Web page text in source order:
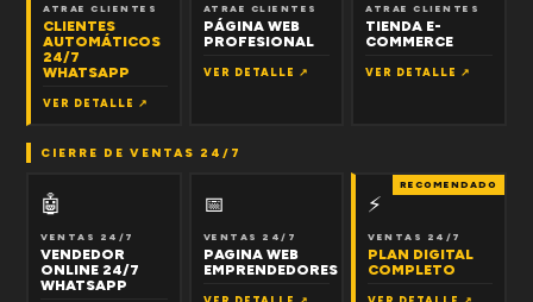
ATRAE CLIENTES
CLIENTES
AUTOMÁTICOS
24/7
WHATSAPP
VER DETALLE ↗
ATRAE CLIENTES
PÁGINA WEB
PROFESIONAL
VER DETALLE ↗
ATRAE CLIENTES
TIENDA E-
COMMERCE
VER DETALLE ↗
CIERRE DE VENTAS 24/7
🤖
VENTAS 24/7
VENDEDOR
ONLINE 24/7
WHATSAPP
📅
VENTAS 24/7
PAGINA WEB
EMPRENDEDORES
RECOMENDADO
⚡
VENTAS 24/7
PLAN DIGITAL
COMPLETO